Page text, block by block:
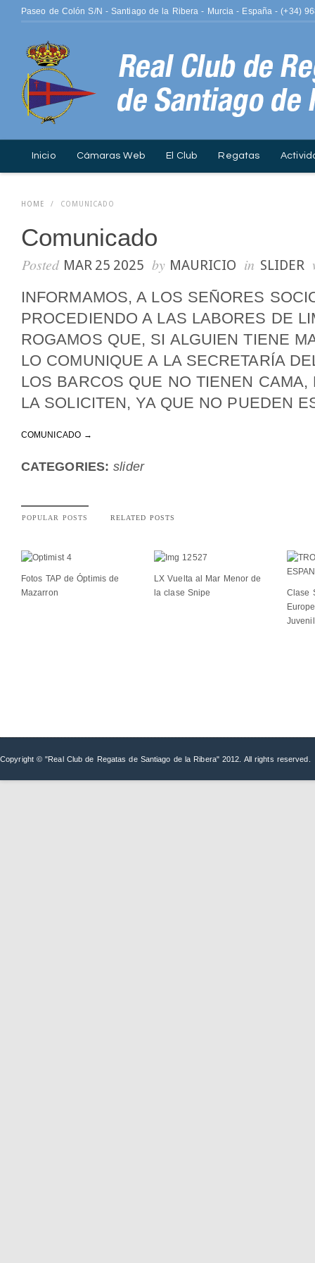
Paseo de Colón S/N - Santiago de la Ribera - Murcia - España - (+34)
Inicio Cámaras Web El Club Regatas
HOME / COMUNICADO
Comunicado
Posted MAR 25 2025 by MAURICIO in SLIDER
INFORMAMOS, A LOS SEÑORES
PROCEDIENDO A LAS LABORES DE
ROGAMOS QUE, SI ALGUIEN TIENE
LO COMUNIQUE A LA SECRETARÍA
LOS BARCOS QUE NO TIENEN CAMA,
LA SOLICITEN, YA QUE NO PUEDEN
COMUNICADO →
CATEGORIES: slider
POPULAR POSTS RELATED POSTS
Fotos TAP de Óptimis de
Mazarron
LX Vuelta al Mar Menor de
la clase Snipe
Clase
Copyright © "Real Club de Regatas de Santiago de la Ribera" 2012. All rights reserved.